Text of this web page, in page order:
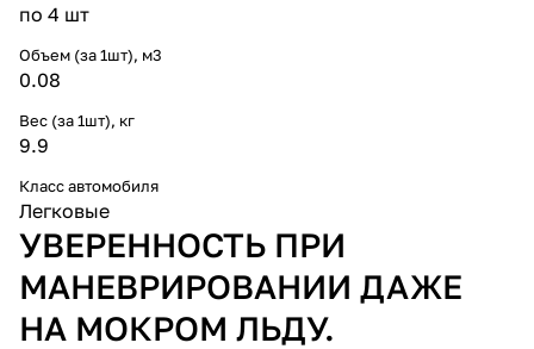
по 4 шт
Объем (за 1шт), м3
0.08
Вес (за 1шт), кг
9.9
Класс автомобиля
Легковые
УВЕРЕННОСТЬ ПРИ
МАНЕВРИРОВАНИИ ДАЖЕ
НА МОКРОМ ЛЬДУ.